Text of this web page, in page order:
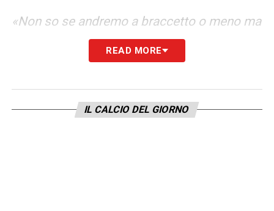
«Non so se andremo a braccetto o meno ma
la Superlega va ripensata: è un buon
progetto ma non siamo d’accordo su come
liberi di scegliere. Possiamo costruire
READ MORE
IL CALCIO DEL GIORNO